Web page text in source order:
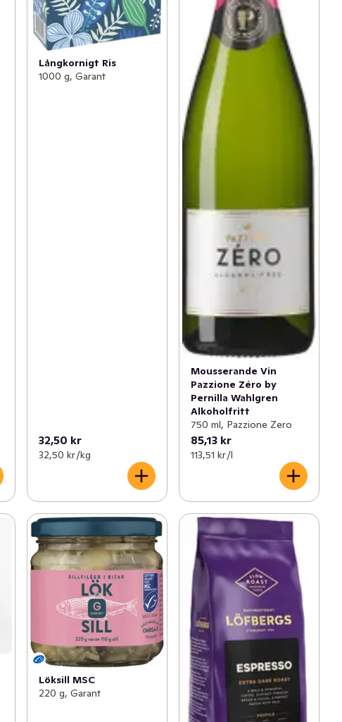
Långkornigt Ris
1000 g, Garant
32,50 kr
32,50 kr /kg
Mousserande Vin
Pazzione Zéro by
Pernilla Wahlgren
Alkoholfritt
750 ml, Pazzione Zero
85,13 kr
113,51 kr /l
Löksill MSC
220 g, Garant